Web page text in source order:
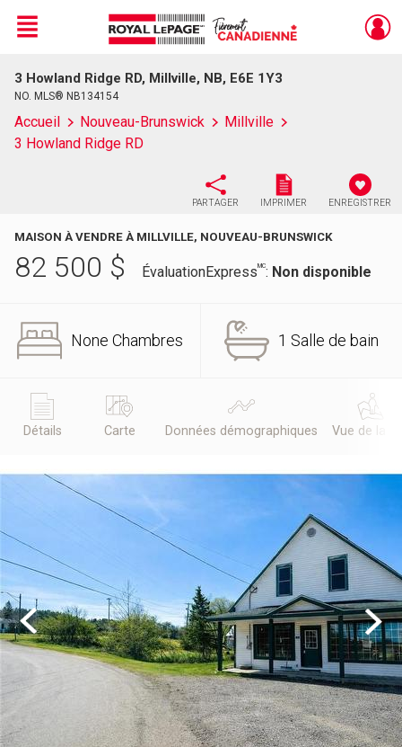
Live
En Direct
Menu
3 Howland Ridge RD, Millville, NB, E6E 1Y3
NO. MLS® NB134154
Accueil Nouveau-Brunswick
Millville
3 Howland Ridge RD
PARTAGER IMPRIMER ENREGISTRER
MAISON À VENDRE À MILLVILLE, NOUVEAU-BRUNSWICK
82 500 $ ÉvaluationExpressMC: Non disponible
None Chambres 1 Salle de bain
Détails Carte Données démographiques Vue de la
Previous Next